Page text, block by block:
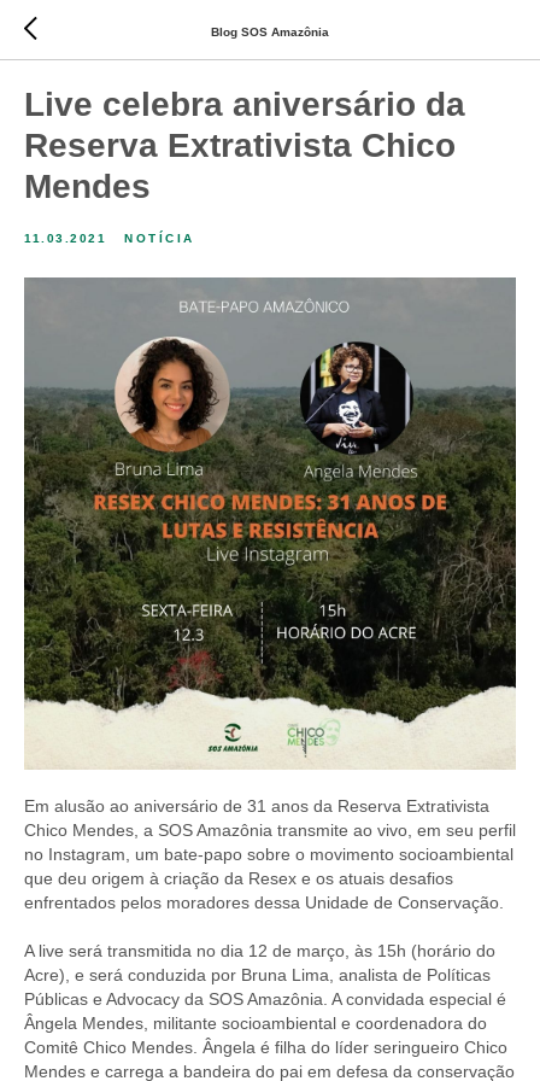
Blog SOS Amazônia
Live celebra aniversário da
Reserva Extrativista Chico
Mendes
11.03.2021 NOTÍCIA
Em alusão ao aniversário de 31 anos da Reserva Extrativista
Chico Mendes, a SOS Amazônia transmite ao vivo, em seu perfil
no Instagram, um bate-papo sobre o movimento socioambiental
que deu origem à criação da Resex e os atuais desafios
enfrentados pelos moradores dessa Unidade de Conservação.
A live será transmitida no dia 12 de março, às 15h (horário do
Acre), e será conduzida por Bruna Lima, analista de Políticas
Públicas e Advocacy da SOS Amazônia. A convidada especial é
Ângela Mendes, militante socioambiental e coordenadora do
Comitê Chico Mendes. Ângela é filha do líder seringueiro Chico
Mendes e carrega a bandeira do pai em defesa da conservação